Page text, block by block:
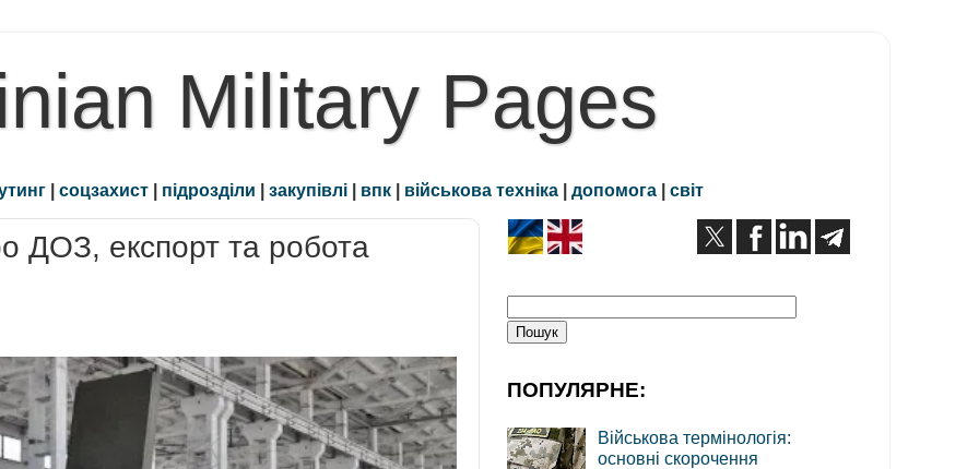
Military Pages
| соцзахист | підрозділи | закупівлі | впк | військова техніка | допомога | світ
ДОЗ, експорт та робота
ПОПУЛЯРНЕ:
Військова термінологія:
основні скорочення